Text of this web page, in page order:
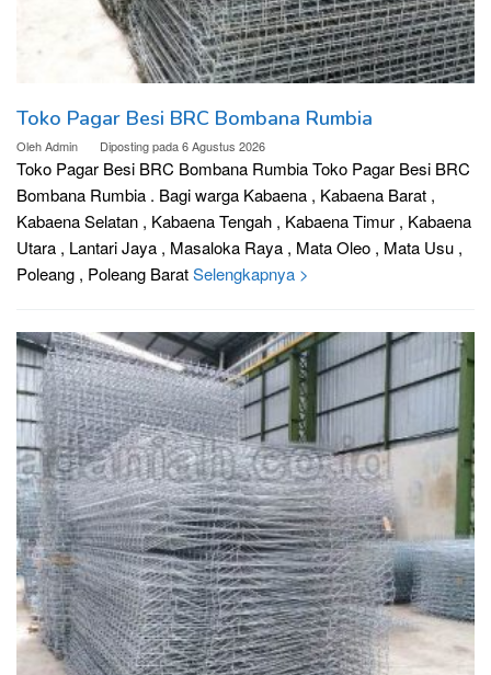
Toko Pagar Besi BRC Bombana Rumbia
OlehAdmin Diposting pada6 Agustus 2026
Toko Pagar Besi BRC Bombana Rumbia Toko Pagar Besi BRC
Bombana Rumbia . Bagi warga Kabaena , Kabaena Barat ,
Kabaena Selatan , Kabaena Tengah , Kabaena Timur , Kabaena
Utara , Lantari Jaya , Masaloka Raya , Mata Oleo , Mata Usu ,
Poleang , Poleang BaratSelengkapnya >